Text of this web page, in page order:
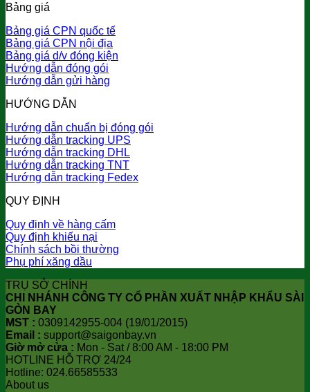
Bảng giá
Bảng giá CPN quốc tế
Bảng giá CPN nội địa
Bảng giá d/v đóng kiện
Hướng dẫn đóng gói
Hướng dẫn gửi hàng
HƯỚNG DẪN
Hướng dẫn chuẩn bị đóng gói
Hướng dẫn tracking UPS
Hướng dẫn tracking DHL
Hướng dẫn tracking TNT
Hướng dẫn tracking Fedex
QUY ĐỊNH
Quy định về hàng cấm
Quy định khiếu nại
Chính sách bồi thường
Phụ phí xăng dầu
TRỤ SỞ CHÍNH
CHI NHÁNH CÔNG TY CỔ PHẦN XUẤT NHẬP KHẨU SÀI
GÒN BAY
MST : 0309142955-004 (19/01/2015)
Email : support@saigonbay.vn
Giờ mở cửa : Mon - Sat / 8:00 AM - 18:00 PM
HOTLINE HỖ TRỢ 24/24
Hotline: 024.66585533
About us